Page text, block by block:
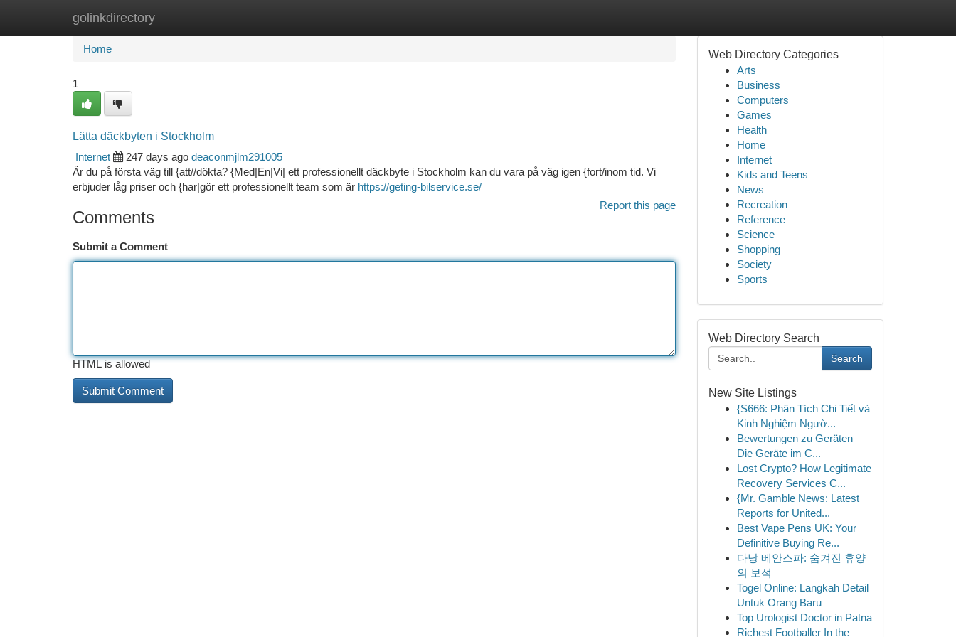
golinkdirectory
Home New Site Listings
Home
1
Lätta däckbyten i Stockholm
Internet
247 days ago deaconmjlm291005
Är du på första väg till {att//dökta? {Med|En|Vi| ett professionellt däckbyte i Stockholm kan du vara på väg igen {fort/inom tid. Vi
erbjuder låg priser och {har|gör ett professionellt team som är https://geting-bilservice.se/
Report this page
Comments
Submit a Comment
HTML is allowed
Web Directory Categories
Arts
Business
Computers
Games
Health
Home
Internet
Kids and Teens
News
Recreation
Reference
Science
Shopping
Society
Sports
Web Directory Search
Search
New Site Listings
{S666: Phân Tích Chi Tiết và
Kinh Nghiệm Ngườ...
Bewertungen zu Geräten –
Die Geräte im C...
Lost Crypto? How Legitimate
Recovery Services C...
{Mr. Gamble News: Latest
Reports for United...
Best Vape Pens UK: Your
Definitive Buying Re...
다낭 베안스파: 숨겨진 휴양
의 보석
Togel Online: Langkah Detail
Untuk Orang Baru
Top Urologist Doctor in Patna
Richest Footballer In the